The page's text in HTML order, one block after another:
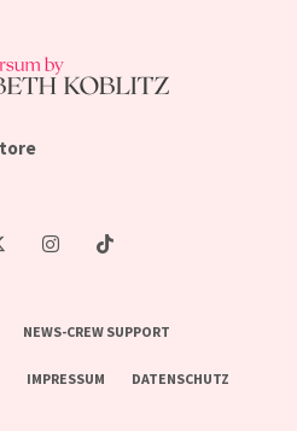
NEWS-CREW SUPPORT
IMPRESSUM DATENSCHUTZ